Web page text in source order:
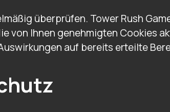
überprüfen. Tower Rush
von Ihnen genehmigten Cookies
auf bereits erteilte